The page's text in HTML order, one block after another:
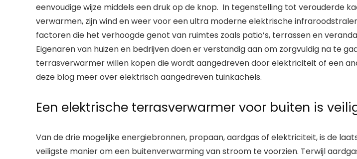
eenvoudige wijze middels een druk op de knop. In tegenstelling tot verouderde
verwarmen, zijn wind en weer voor een ultra moderne elektrische
factoren die het verhoogde genot van ruimtes zoals patio’s, terrassen en
Eigenaren van huizen en bedrijven doen er verstandig aan om zorgvuldig na te
terrasverwarmer willen kopen die wordt aangedreven door elektriciteit of een
deze blog meer over elektrisch aangedreven tuinkachels.
Een elektrische terrasverwarmer voor buiten is
Van de drie mogelijke energiebronnen, propaan, aardgas of elektriciteit, is de
veiligste manier om een buitenverwarming van stroom te voorzien. Terwijl